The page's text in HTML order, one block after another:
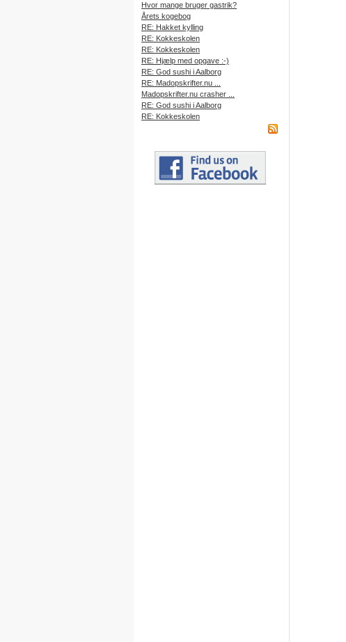
Hvor mange bruger gastrik?
Årets kogebog
RE: Hakket kylling
RE: Kokkeskolen
RE: Kokkeskolen
RE: Hjælp med opgave :-)
RE: God sushi i Aalborg
RE: Madopskrifter.nu ...
Madopskrifter.nu crasher ...
RE: God sushi i Aalborg
RE: Kokkeskolen